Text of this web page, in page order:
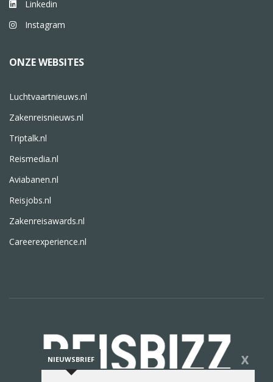
Linkedin
Instagram
ONZE WEBSITES
Luchtvaartnieuws.nl
Zakenreisnieuws.nl
Triptalk.nl
Reismedia.nl
Aviabanen.nl
Reisjobs.nl
Zakenreisawards.nl
Careerexperience.nl
NIEUWSBRIEF X